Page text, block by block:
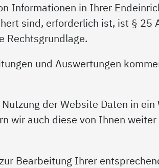
Informationen in Ihrer
sind, erforderlich ist, ist § 25
Rechtsgrundlage.
und Auswertungen
der Website Daten in ein
wir auch diese von Ihnen
Bearbeitung Ihrer